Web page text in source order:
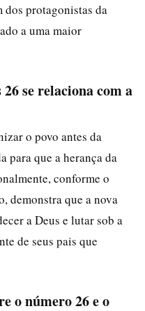
protagonistas da
a uma maior
se relaciona com a
o povo antes da
para que a herança da
conforme o
demonstra que a nova
a Deus e lutar sob a
de seus pais que
o número 26 e o